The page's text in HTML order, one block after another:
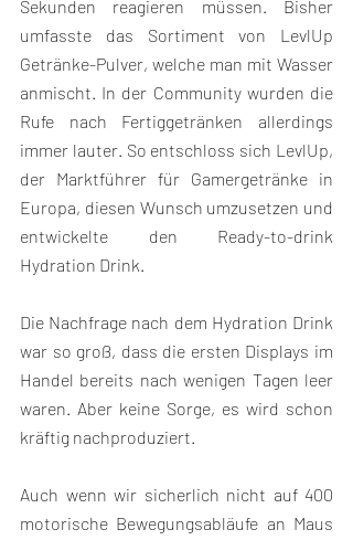
Sekunden reagieren müssen. Bisher
umfasste das Sortiment von LevlUp
Getränke-Pulver, welche man mit Wasser
anmischt. In der Community wurden die
Rufe nach Fertiggetränken allerdings
immer lauter. So entschloss sich LevlUp,
der Marktführer für Gamergetränke in
Europa, diesen Wunsch umzusetzen und
entwickelte den Ready-to-drink
Hydration Drink.
Die Nachfrage nach dem Hydration Drink
war so groß, dass die ersten Displays im
Handel bereits nach wenigen Tagen leer
waren. Aber keine Sorge, es wird schon
kräftig nachproduziert.
Auch wenn wir sicherlich nicht auf 400
motorische Bewegungsabläufe an Maus